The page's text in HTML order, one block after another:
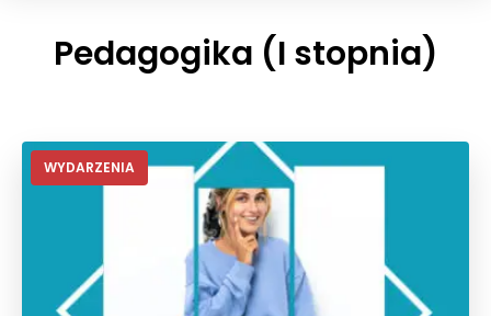
Pedagogika (I stopnia)
WYDARZENIA